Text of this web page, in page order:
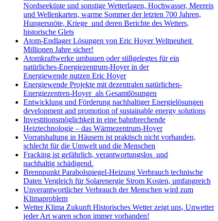
Nordseeküste und sonstige Wetterlagen, Hochwasser, Meereis
und Wellenkarten, warme Sommer der letzten 700 Jahren,
Hungersnöte, Kriege und deren Berichte des Wetters,
historische Glets
Atom-Endlager Lösungen von Eric Hoyer Weltneuheit
Millionen Jahre sicher!
Atomkraftwerke umbauen oder stillgelegtes für ein
natürliches-Energiezentrum-Hoyer in der
Energiewende nutzen Eric Hoyer
Energiewende Projekte mit dezentralen natürlichen-
Energiezentren-Hoyer als Gesamtlösungen
Entwicklung und Förderung nachhaltiger Energielösungen
development and promotion of sustainable energy solutions
Investitionsmöglichkeit in eine bahnbrechende
Heiztechnologie – das Wärmezentrum-Hoyer
Vorratshaltung in Häusern ist praktisch nicht vorhanden,
schlecht für die Umwelt und die Menschen
Fracking ist gefährlich, verantwortungslos und
nachhaltig schädigend.
Brennpunkt Parabolspiegel-Heizung Verbrauch technische
Daten Vergleich für Solarenergie Strom Kosten, umfangreich
Unverantwortlicher Verbrauch der Menschen wird zum
Klimaproblem
Wetter Klima Zukunft Historisches Wetter zeigt uns, Unwetter
jeder Art waren schon immer vorhanden!